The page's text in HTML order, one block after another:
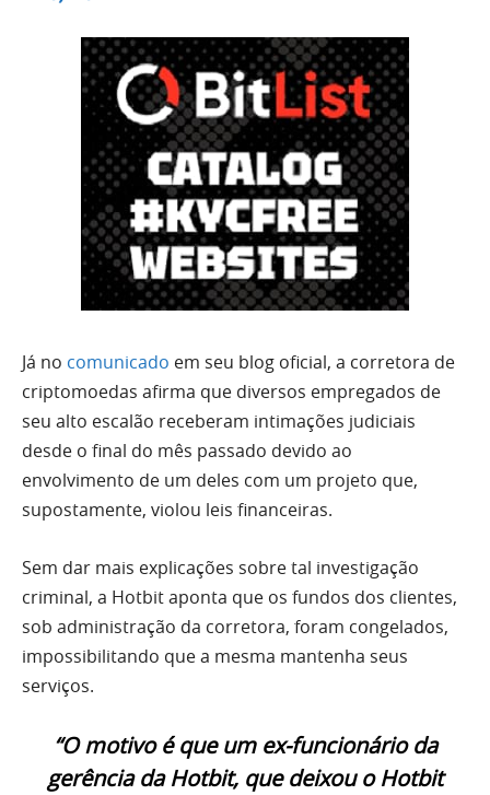
Já no comunicado em seu blog oficial, a corretora de
criptomoedas afirma que diversos empregados de
seu alto escalão receberam intimações judiciais
desde o final do mês passado devido ao
envolvimento de um deles com um projeto que,
supostamente, violou leis financeiras.
Sem dar mais explicações sobre tal investigação
criminal, a Hotbit aponta que os fundos dos clientes,
sob administração da corretora, foram congelados,
impossibilitando que a mesma mantenha seus
serviços.
“O motivo é que um ex-funcionário da
gerência da Hotbit, que deixou o Hotbit